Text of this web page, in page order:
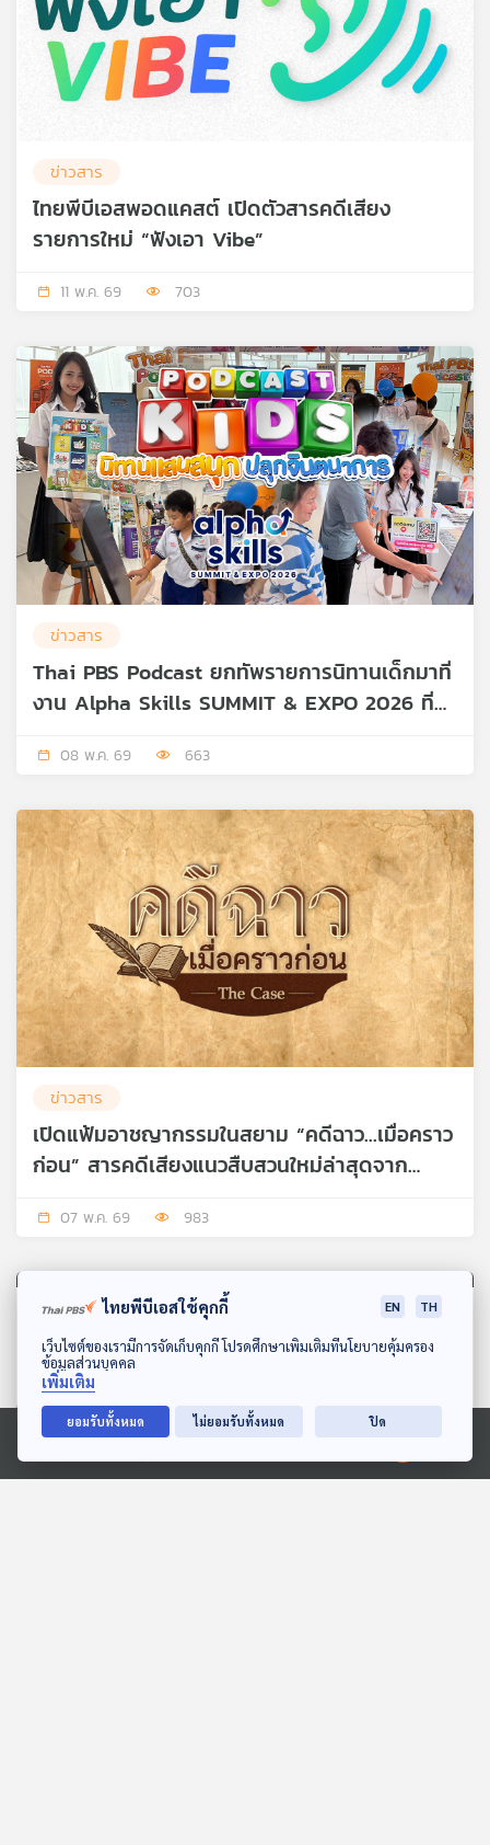
ดาวน์โหลด Thai PBS Podcast Application
Ⓒ 2020 องค์การกระจายเสียงและแพร่ภาพสาธารณะแห่งประเทศไทย
ข่าวสาร
ไทยพีบีเอสพอดแคสต์ เปิดตัวสารคดีเสียง
รายการใหม่ “ฟังเอา Vibe”
11 พ.ค. 69 703
ข่าวสาร
Thai PBS Podcast ยกทัพรายการนิทานเด็กมาที่
งาน Alpha Skills SUMMIT & EXPO 2026 ที่
08 พ.ค. 69 663
ข่าวสาร
เปิดแฟ้มอาชญากรรมในสยาม “คดีฉาว...เมื่อคราว
ก่อน” สารคดีเสียงแนวสืบสวนใหม่ล่าสุดจาก
07 พ.ค. 69 983
ไทยพีบีเอสใช้คุกกี้ EN TH
เว็บไซต์ของเรามีการจัดเก็บคุกกี้ โปรดศึกษาเพิ่มเติมที่นโยบายคุ้มครอง
ข้อมูลส่วนบุคคล
เพิ่มเติม
ยอมรับทั้งหมด ไม่ยอมรับทั้งหมด ปิด